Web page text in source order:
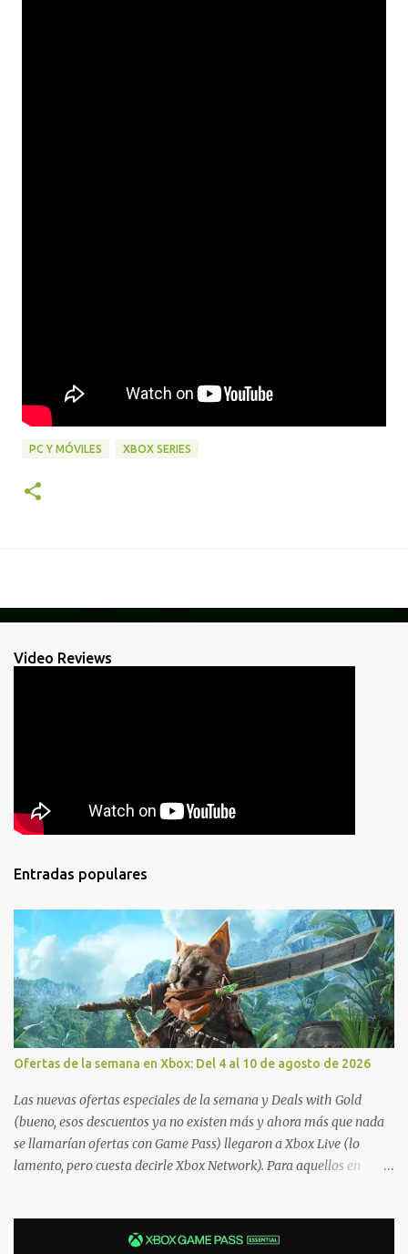
PC Y MÓVILES XBOX SERIES
Video Reviews
Entradas populares
Ofertas de la semana en Xbox: Del 4 al 10 de agosto de 2026
Las nuevas ofertas especiales de la semana y Deals with Gold
(bueno, esos descuentos ya no existen más y ahora más que nada
se llamarían ofertas con Game Pass) llegaron a Xbox Live (lo
lamento, pero cuesta decirle Xbox Network). Para aquellos en
jugarlos y mantener un progreso compartido en Windows PC y